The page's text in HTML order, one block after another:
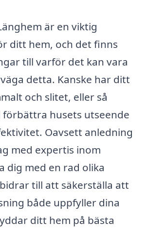
är en viktig
ditt hem, och det finns
till varför det kan vara
detta. Kanske har ditt
och slitet, eller så
förbättra husets utseende
Oavsett anledning
med expertis inom
dig med en rad olika
till att säkerställa att
både uppfyller dina
ditt hem på bästa